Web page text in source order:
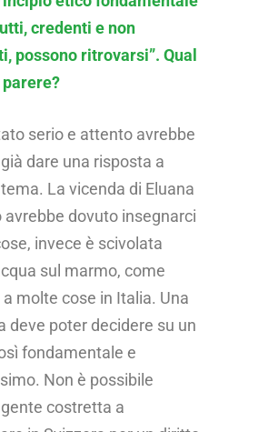
credenti e non
possono ritrovarsi”. Qual
serio e attento avrebbe
dare una risposta a
La vicenda di Eluana
avrebbe dovuto insegnarci
invece è scivolata
sul marmo, come
molte cose in Italia. Una
deve poter decidere su un
fondamentale e
Non è possibile
costretta a